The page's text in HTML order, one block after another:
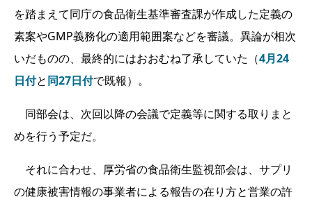
を踏まえて同庁の食品衛生基準審査課が作成した定義の
素案やGMP義務化の適用範囲案などを審議。異論が相次
いだものの、最終的にはおおむね了承していた（4月24
日付と同27日付で既報）。
同部会は、次回以降の会議で定義等に関する取りまと
めを行う予定だ。
それに合わせ、厚労省の食品衛生監視部会は、サプリ
の健康被害情報の事業者による報告の在り方と営業の許